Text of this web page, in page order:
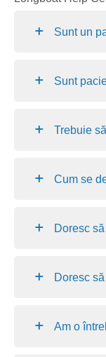
Sunt un
Sunt
Trebuie
Cum se
Doresc
Doresc
Am o